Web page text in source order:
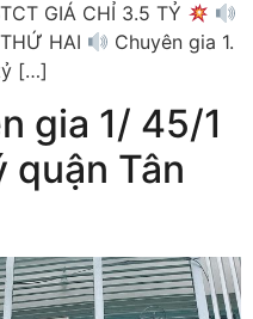
GIÁ CHỈ 3.5 TỶ
HAI
Chuyên gia 1.
[…]
gia 1/ 45/1
quận Tân